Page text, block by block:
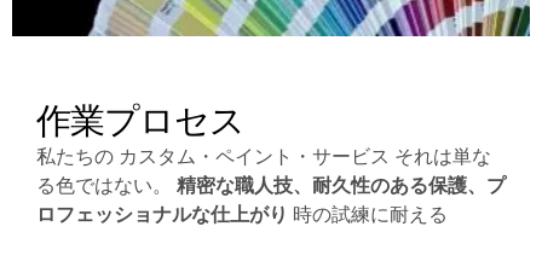
作業プロセス
私たちの カスタム・ペイント・サービス それは単な
る色ではない。 精密な職人技、耐久性のある保護、プ
ロフェッショナルな仕上がり 時の試練に耐える